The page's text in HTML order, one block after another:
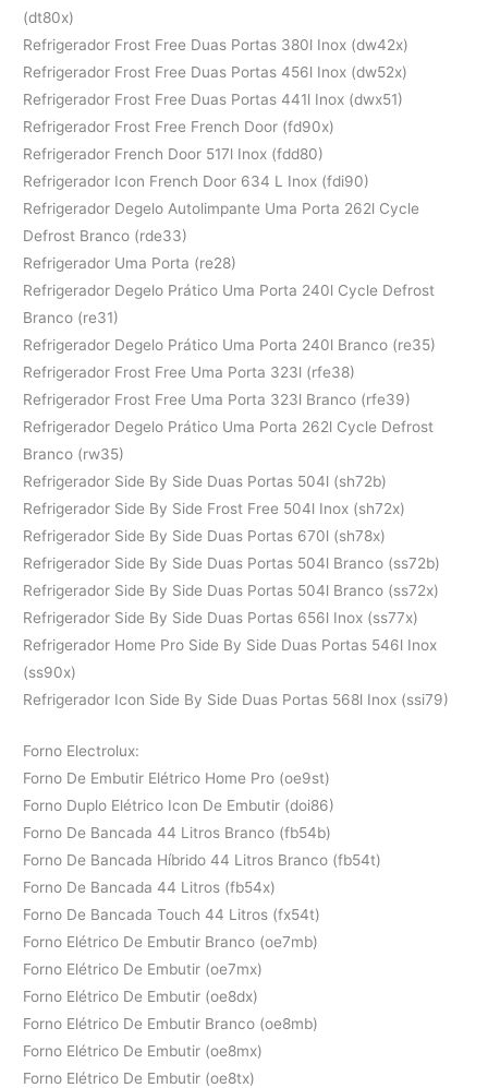
(dt80x)
Refrigerador Frost Free Duas Portas 380l Inox (dw42x)
Refrigerador Frost Free Duas Portas 456l Inox (dw52x)
Refrigerador Frost Free Duas Portas 441l Inox (dwx51)
Refrigerador Frost Free French Door (fd90x)
Refrigerador French Door 517l Inox (fdd80)
Refrigerador Icon French Door 634 L Inox (fdi90)
Refrigerador Degelo Autolimpante Uma Porta 262l Cycle
Defrost Branco (rde33)
Refrigerador Uma Porta (re28)
Refrigerador Degelo Prático Uma Porta 240l Cycle Defrost
Branco (re31)
Refrigerador Degelo Prático Uma Porta 240l Branco (re35)
Refrigerador Frost Free Uma Porta 323l (rfe38)
Refrigerador Frost Free Uma Porta 323l Branco (rfe39)
Refrigerador Degelo Prático Uma Porta 262l Cycle Defrost
Branco (rw35)
Refrigerador Side By Side Duas Portas 504l (sh72b)
Refrigerador Side By Side Frost Free 504l Inox (sh72x)
Refrigerador Side By Side Duas Portas 670l (sh78x)
Refrigerador Side By Side Duas Portas 504l Branco (ss72b)
Refrigerador Side By Side Duas Portas 504l Branco (ss72x)
Refrigerador Side By Side Duas Portas 656l Inox (ss77x)
Refrigerador Home Pro Side By Side Duas Portas 546l Inox
(ss90x)
Refrigerador Icon Side By Side Duas Portas 568l Inox (ssi79)
Forno Electrolux:
Forno De Embutir Elétrico Home Pro (oe9st)
Forno Duplo Elétrico Icon De Embutir (doi86)
Forno De Bancada 44 Litros Branco (fb54b)
Forno De Bancada Híbrido 44 Litros Branco (fb54t)
Forno De Bancada 44 Litros (fb54x)
Forno De Bancada Touch 44 Litros (fx54t)
Forno Elétrico De Embutir Branco (oe7mb)
Forno Elétrico De Embutir (oe7mx)
Forno Elétrico De Embutir (oe8dx)
Forno Elétrico De Embutir Branco (oe8mb)
Forno Elétrico De Embutir (oe8mx)
Forno Elétrico De Embutir (oe8tx)